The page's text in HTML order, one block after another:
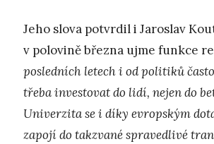
Jeho slova potvrdil i Jaroslav
v polovině března ujme funkce
posledních letech i od politiků
třeba investovat do lidí, nejen do
Univerzita se i díky evropským
zapojí do takzvané spravedlivé